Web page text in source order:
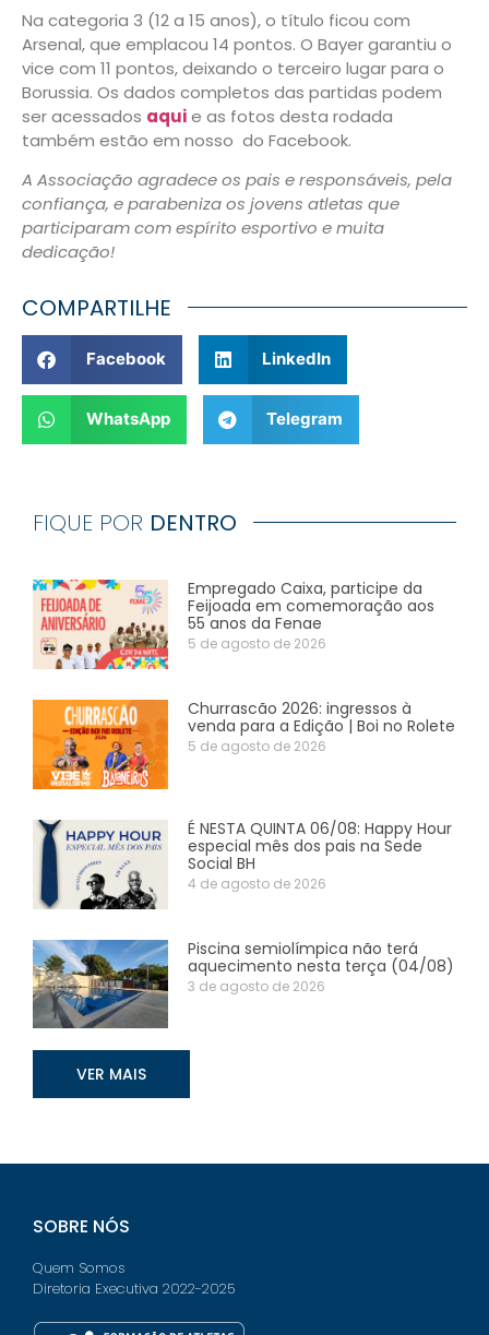
Na categoria 3 (12 a 15 anos), o título ficou com
Arsenal, que emplacou 14 pontos. O Bayer garantiu o
vice com 11 pontos, deixando o terceiro lugar para o
Borussia. Os dados completos das partidas podem
ser acessados aquie as fotos desta rodada
também estão em nosso do Facebook.
A Associação agradece os pais e responsáveis, pela
confiança, e parabeniza os jovens atletas que
participaram com espírito esportivo e muita
dedicação!
COMPARTILHE
Facebook LinkedIn
WhatsApp Telegram
FIQUE POR DENTRO
Empregado Caixa, participe da
Feijoada em comemoração aos
55 anos da Fenae
5 de agosto de 2026
Churrascão 2026: ingressos à
venda para a Edição | Boi no Rolete
5 de agosto de 2026
É NESTA QUINTA 06/08: Happy Hour
especial mês dos pais na Sede
Social BH
4 de agosto de 2026
Piscina semiolímpica não terá
aquecimento nesta terça (04/08)
3 de agosto de 2026
VER MAIS
SOBRE NÓS
Quem Somos
Diretoria Executiva 2022-2025